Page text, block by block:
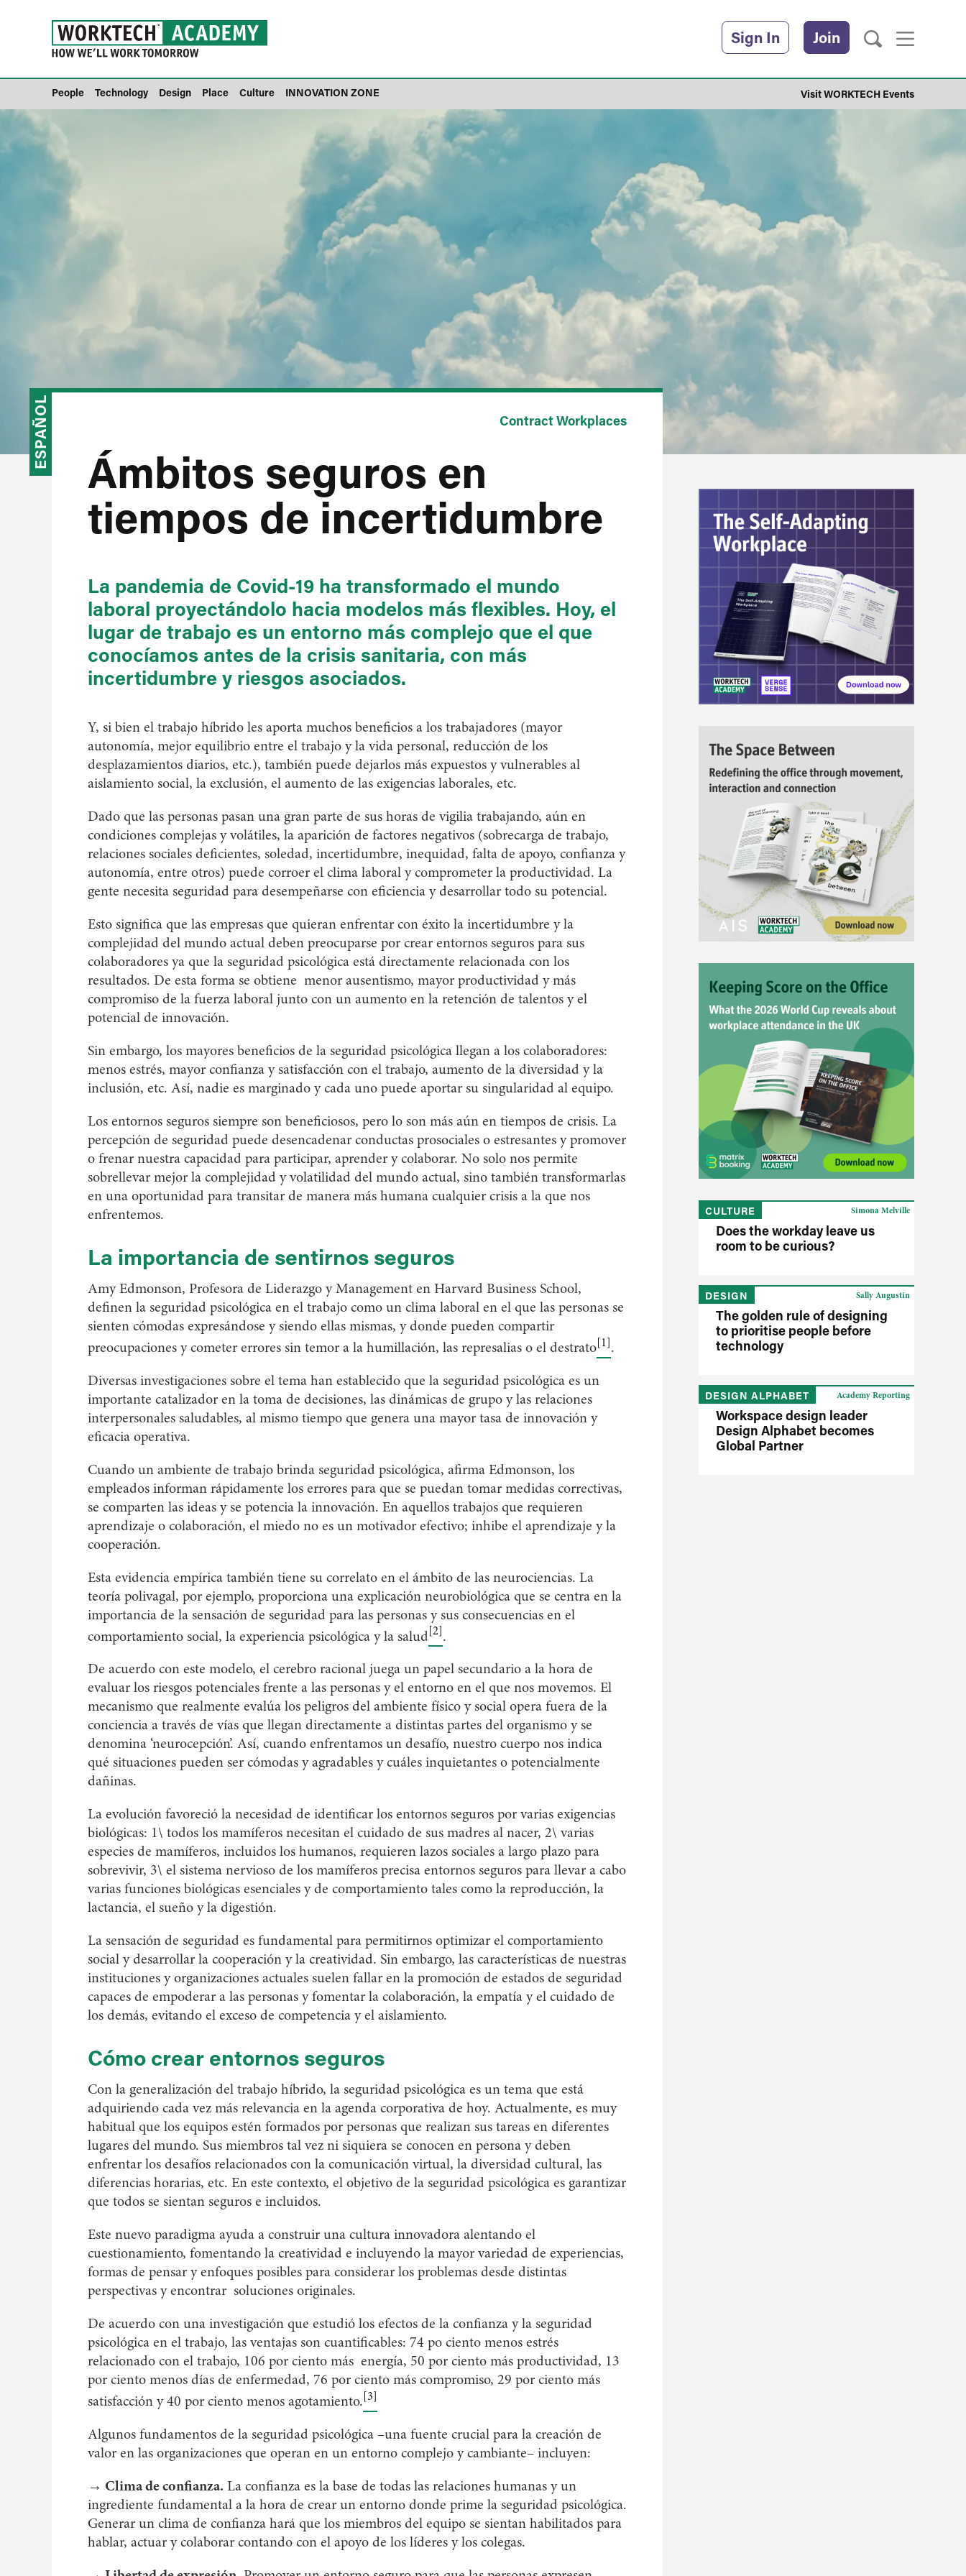
Sign In Join
People Technology Design Place Culture INNOVATION ZONE Visit WORKTECH Events
ESPAÑOL Contract Workplaces
Ámbitos seguros en
tiempos de incertidumbre
La pandemia de Covid-19 ha transformado el mundo
laboral proyectándolo hacia modelos más flexibles. Hoy, el
lugar de trabajo es un entorno más complejo que el que
conocíamos antes de la crisis sanitaria, con más
incertidumbre y riesgos asociados.
Y, si bien el trabajo híbrido les aporta muchos beneficios a los trabajadores (mayor
autonomía, mejor equilibrio entre el trabajo y la vida personal, reducción de los
desplazamientos diarios, etc.), también puede dejarlos más expuestos y vulnerables al
aislamiento social, la exclusión, el aumento de las exigencias laborales, etc.
Dado que las personas pasan una gran parte de sus horas de vigilia trabajando, aún en
condiciones complejas y volátiles, la aparición de factores negativos (sobrecarga de trabajo,
relaciones sociales deficientes, soledad, incertidumbre, inequidad, falta de apoyo, confianza y
autonomía, entre otros) puede corroer el clima laboral y comprometer la productividad. La
gente necesita seguridad para desempeñarse con eficiencia y desarrollar todo su potencial.
Esto significa que las empresas que quieran enfrentar con éxito la incertidumbre y la
complejidad del mundo actual deben preocuparse por crear entornos seguros para sus
colaboradores ya que la seguridad psicológica está directamente relacionada con los
resultados. De esta forma se obtiene menor ausentismo, mayor productividad y más
compromiso de la fuerza laboral junto con un aumento en la retención de talentos y el
potencial de innovación.
Sin embargo, los mayores beneficios de la seguridad psicológica llegan a los colaboradores:
menos estrés, mayor confianza y satisfacción con el trabajo, aumento de la diversidad y la
inclusión, etc. Así, nadie es marginado y cada uno puede aportar su singularidad al equipo.
Los entornos seguros siempre son beneficiosos, pero lo son más aún en tiempos de crisis. La
percepción de seguridad puede desencadenar conductas prosociales o estresantes y promover
o frenar nuestra capacidad para participar, aprender y colaborar. No solo nos permite
sobrellevar mejor la complejidad y volatilidad del mundo actual, sino también transformarlas
en una oportunidad para transitar de manera más humana cualquier crisis a la que nos
enfrentemos.
La importancia de sentirnos seguros
Amy Edmonson, Profesora de Liderazgo y Management en Harvard Business School,
definen la seguridad psicológica en el trabajo como un clima laboral en el que las personas se
sienten cómodas expresándose y siendo ellas mismas, y donde pueden compartir
preocupaciones y cometer errores sin temor a la humillación, las represalias o el destrato[1].
Diversas investigaciones sobre el tema han establecido que la seguridad psicológica es un
importante catalizador en la toma de decisiones, las dinámicas de grupo y las relaciones
interpersonales saludables, al mismo tiempo que genera una mayor tasa de innovación y
eficacia operativa.
Cuando un ambiente de trabajo brinda seguridad psicológica, afirma Edmonson, los
empleados informan rápidamente los errores para que se puedan tomar medidas correctivas,
se comparten las ideas y se potencia la innovación. En aquellos trabajos que requieren
aprendizaje o colaboración, el miedo no es un motivador efectivo; inhibe el aprendizaje y la
cooperación.
Esta evidencia empírica también tiene su correlato en el ámbito de las neurociencias. La
teoría polivagal, por ejemplo, proporciona una explicación neurobiológica que se centra en la
importancia de la sensación de seguridad para las personas y sus consecuencias en el
comportamiento social, la experiencia psicológica y la salud[2].
De acuerdo con este modelo, el cerebro racional juega un papel secundario a la hora de
evaluar los riesgos potenciales frente a las personas y el entorno en el que nos movemos. El
mecanismo que realmente evalúa los peligros del ambiente físico y social opera fuera de la
conciencia a través de vías que llegan directamente a distintas partes del organismo y se
denomina ‘neurocepción’. Así, cuando enfrentamos un desafío, nuestro cuerpo nos indica
qué situaciones pueden ser cómodas y agradables y cuáles inquietantes o potencialmente
dañinas.
La evolución favoreció la necesidad de identificar los entornos seguros por varias exigencias
biológicas: 1\ todos los mamíferos necesitan el cuidado de sus madres al nacer, 2\ varias
especies de mamíferos, incluidos los humanos, requieren lazos sociales a largo plazo para
sobrevivir, 3\ el sistema nervioso de los mamíferos precisa entornos seguros para llevar a cabo
varias funciones biológicas esenciales y de comportamiento tales como la reproducción, la
lactancia, el sueño y la digestión.
La sensación de seguridad es fundamental para permitirnos optimizar el comportamiento
social y desarrollar la cooperación y la creatividad. Sin embargo, las características de nuestras
instituciones y organizaciones actuales suelen fallar en la promoción de estados de seguridad
capaces de empoderar a las personas y fomentar la colaboración, la empatía y el cuidado de
los demás, evitando el exceso de competencia y el aislamiento.
Cómo crear entornos seguros
Con la generalización del trabajo híbrido, la seguridad psicológica es un tema que está
adquiriendo cada vez más relevancia en la agenda corporativa de hoy. Actualmente, es muy
habitual que los equipos estén formados por personas que realizan sus tareas en diferentes
lugares del mundo. Sus miembros tal vez ni siquiera se conocen en persona y deben
enfrentar los desafíos relacionados con la comunicación virtual, la diversidad cultural, las
diferencias horarias, etc. En este contexto, el objetivo de la seguridad psicológica es garantizar
que todos se sientan seguros e incluidos.
Este nuevo paradigma ayuda a construir una cultura innovadora alentando el
cuestionamiento, fomentando la creatividad e incluyendo la mayor variedad de experiencias,
formas de pensar y enfoques posibles para considerar los problemas desde distintas
perspectivas y encontrar soluciones originales.
De acuerdo con una investigación que estudió los efectos de la confianza y la seguridad
psicológica en el trabajo, las ventajas son cuantificables: 74 po ciento menos estrés
relacionado con el trabajo, 106 por ciento más energía, 50 por ciento más productividad, 13
por ciento menos días de enfermedad, 76 por ciento más compromiso, 29 por ciento más
satisfacción y 40 por ciento menos agotamiento.[3]
Algunos fundamentos de la seguridad psicológica –una fuente crucial para la creación de
valor en las organizaciones que operan en un entorno complejo y cambiante– incluyen:
→ Clima de confianza. La confianza es la base de todas las relaciones humanas y un
ingrediente fundamental a la hora de crear un entorno donde prime la seguridad psicológica.
Generar un clima de confianza hará que los miembros del equipo se sientan habilitados para
hablar, actuar y colaborar contando con el apoyo de los líderes y los colegas.
CULTURE
Does the workday leave us
room to be curious?
Simona Melville
DESIGN
The golden rule of designing
to prioritise people before
technology
Sally Augustin
DESIGN ALPHABET
Workspace design leader
Design Alphabet becomes
Global Partner
Academy Reporting